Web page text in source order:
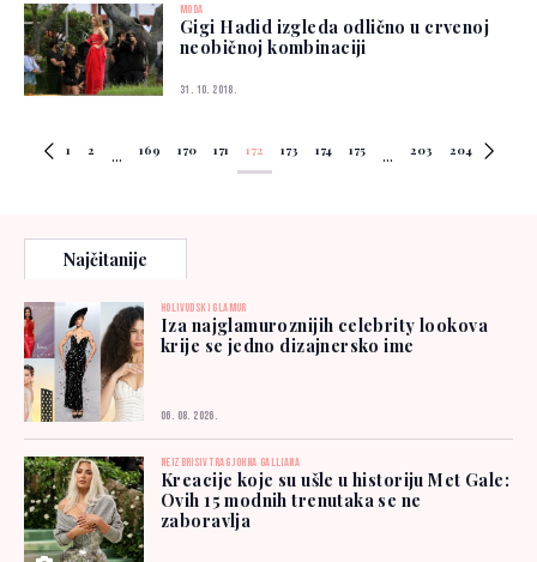
MODA
Gigi Hadid izgleda odlično u crvenoj
neobičnoj kombinaciji
31. 10. 2018.
1 2 ... 169 170 171 172 173 174 175 ... 203 204
Najčitanije
HOLIVUDSKI GLAMUR
Iza najglamuroznijih celebrity lookova
krije se jedno dizajnersko ime
06. 08. 2026.
NEIZBRISIV TRAG JOHNA GALLIANA
Kreacije koje su ušle u historiju Met Gale:
Ovih 15 modnih trenutaka se ne
zaboravlja